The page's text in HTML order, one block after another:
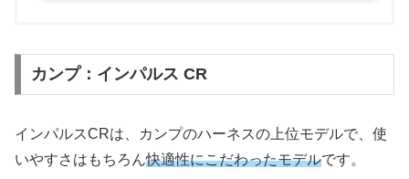
カンプ：インパルス CR
インパルスCRは、カンプのハーネスの上位モデルで、使
いやすさはもちろん快適性にこだわったモデルです。